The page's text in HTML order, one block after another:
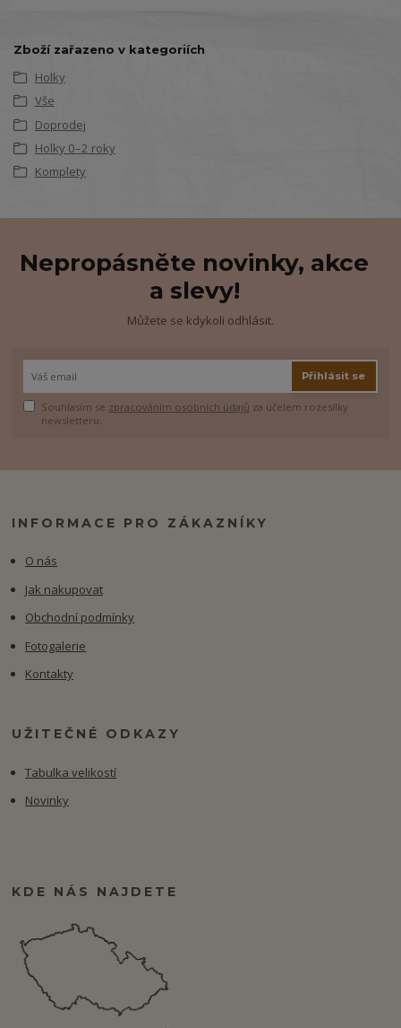
Zboží zařazeno v kategoriích
Holky
Vše
Doprodej
Holky 0–2 roky
Komplety
Nepropásněte novinky, akce
a slevy!
Můžete se kdykoli odhlásit.
Přihlásit se
Souhlasím se zpracováním osobních údajů za účelem rozesílky
newsletteru.
INFORMACE PRO ZÁKAZNÍKY
O nás
Jak nakupovat
Obchodní podmínky
Fotogalerie
Kontakty
UŽITEČNÉ ODKAZY
Tabulka velikostí
Novinky
KDE NÁS NAJDETE